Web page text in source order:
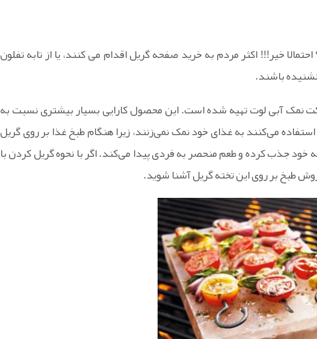
خیر!!! اکثر مردم به خرید صفحه گریل اقدام می کنند، یا از تابه تفلون
باشند.
نمک آبی لوت تهیه شده است. این محصول کارایی بسیار بیشتری نسبت به
می‌کنند به غذای خود نمک نمی‌زنند، زیرا هنگام طبخ غذا بر روی گریل
خود جذب کرده و طعم منحصر به فردی پیدا می‌کند. اگر با نحوه گریل کردن با
طبخ بر روی این تخته گریل آشنا شوید.